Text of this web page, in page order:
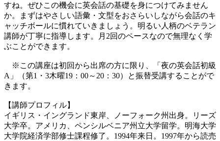
すね。ぜひこの機会に英会話の基礎を身につけてみません
か。まずはやさしい語彙・文型をおさらいしながら会話のキ
ャッチボールに慣れていきましょう。明るい人柄のベテラン
講師が丁寧に指導します。月2回のペースなので無理なく学
ぶことができます。
※この講座は初回から出席の方に限り、「夜の英会話初級
A」（第1・3木曜19：00～20：30）と振替受講することがで
きます。
【講師プロフィル】
イギリス・イングランド東岸、ノーフォーク州出身。リーズ
大学卒。アメリカ、ペンシルベニア州立大学留学。明海大学
大学院経済学部修士課程修了。1994年来日。1997年から読売